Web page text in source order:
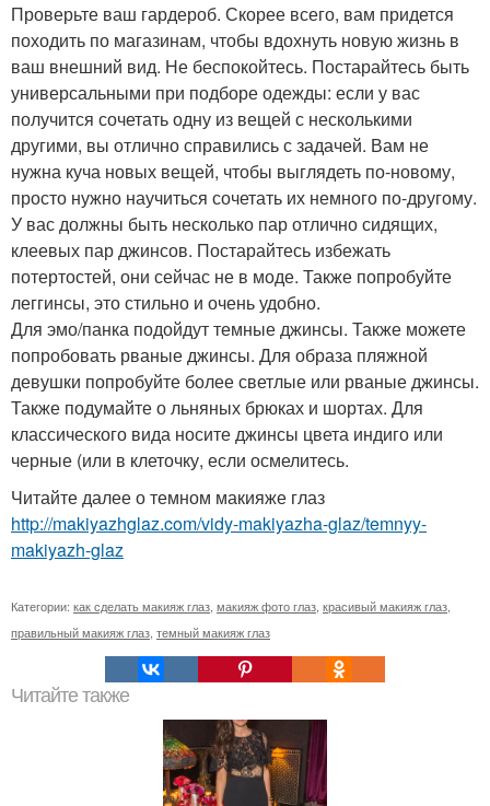
Проверьте ваш гардероб. Скорее всего, вам придется
походить по магазинам, чтобы вдохнуть новую жизнь в
ваш внешний вид. Не беспокойтесь. Постарайтесь быть
универсальными при подборе одежды: если у вас
получится сочетать одну из вещей с несколькими
другими, вы отлично справились с задачей. Вам не
нужна куча новых вещей, чтобы выглядеть по-новому,
просто нужно научиться сочетать их немного по-другому.
У вас должны быть несколько пар отлично сидящих,
клеевых пар джинсов. Постарайтесь избежать
потертостей, они сейчас не в моде. Также попробуйте
леггинсы, это стильно и очень удобно.
Для эмо/панка подойдут темные джинсы. Также можете
попробовать рваные джинсы. Для образа пляжной
девушки попробуйте более светлые или рваные джинсы.
Также подумайте о льняных брюках и шортах. Для
классического вида носите джинсы цвета индиго или
черные (или в клеточку, если осмелитесь.
Читайте далее о темном макияже глаз
http://makiyazhglaz.com/vidy-makiyazha-glaz/temnyy-
makiyazh-glaz
Категории: как сделать макияж глаз макияж фото глаз красивый макияж глаз
правильный макияж глаз темный макияж глаз
Читайте также